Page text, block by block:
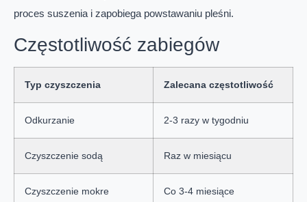
proces suszenia i zapobiega powstawaniu pleśni.
Częstotliwość zabiegów
Typ czyszczenia Zalecana częstotliwość
Odkurzanie 2-3 razy w tygodniu
Czyszczenie sodą Raz w miesiącu
Czyszczenie mokre Co 3-4 miesiące